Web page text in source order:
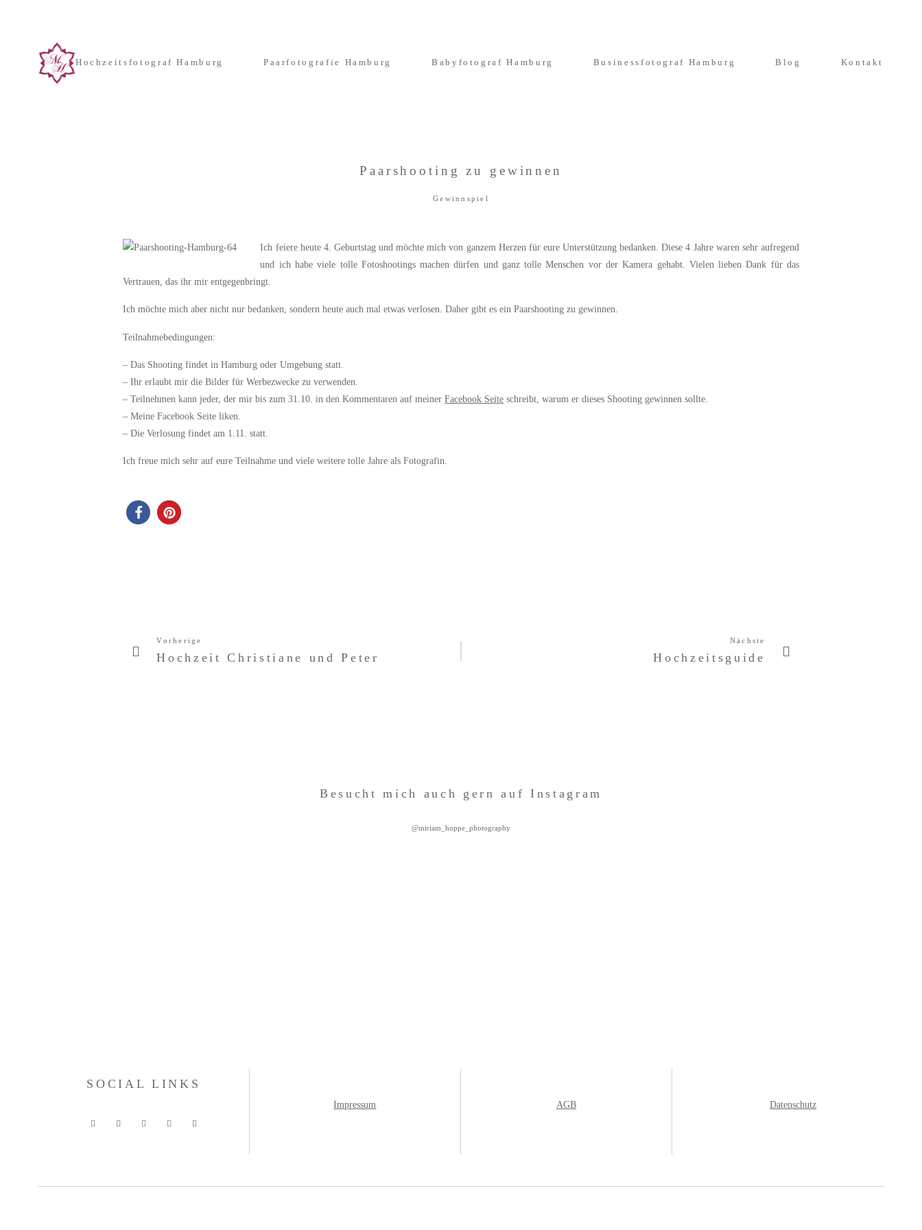
Hochzeitsfotograf Hamburg Paarfotografie Hamburg Babyfotograf Hamburg Businessfotograf Hamburg Blog Kontakt
Paarshooting zu gewinnen
Gewinnspiel
Ich feiere heute 4. Geburtstag und möchte mich von ganzem Herzen für eure Unterstützung bedanken. Diese 4 Jahre waren sehr aufregend
und ich habe viele tolle Fotoshootings machen dürfen und ganz tolle Menschen vor der Kamera gehabt. Vielen lieben Dank für das
Vertrauen, das ihr mir entgegenbringt.
Ich möchte mich aber nicht nur bedanken, sondern heute auch mal etwas verlosen. Daher gibt es ein Paarshooting zu gewinnen.
Teilnahmebedingungen:
– Das Shooting findet in Hamburg oder Umgebung statt.
– Ihr erlaubt mir die Bilder für Werbezwecke zu verwenden.
– Teilnehmen kann jeder, der mir bis zum 31.10. in den Kommentaren auf meinerFacebook Seite schreibt, warum er dieses Shooting gewinnen sollte.
– Meine Facebook Seite liken.
– Die Verlosung findet am 1.11. statt.
Ich freue mich sehr auf eure Teilnahme und viele weitere tolle Jahre als Fotografin.
Vorherige
Hochzeit Christiane und Peter
Nächste
Hochzeitsguide
Besucht mich auch gern auf Instagram
@miriam_hoppe_photography
SOCIAL LINKS
Impressum AGB Datenschutz